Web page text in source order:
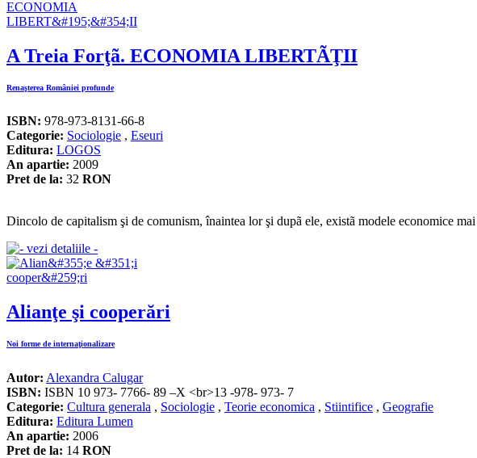
A Treia Forţã. ECONOMIA LIBERTÃŢII
Renaşterea României profunde
ISBN: 978-973-8131-66-8
Categorie: Sociologie , Eseuri
Editura: LOGOS
An apartie: 2009
Pret de la: 32 RON
Dincolo de capitalism şi de comunism, înaintea lor şi dupã ele, existã modele economice
Alianţe şi cooperări
Noi forme de internaţionalizare
Autor: Alexandra Calugar
ISBN: ISBN 10 973- 7766- 89 –X <br>13 -978- 973- 7
Categorie: Cultura generala , Sociologie , Teorie economica , Stiintifice , Geografie
Editura: Editura Lumen
An apartie: 2006
Pret de la: 14 RON